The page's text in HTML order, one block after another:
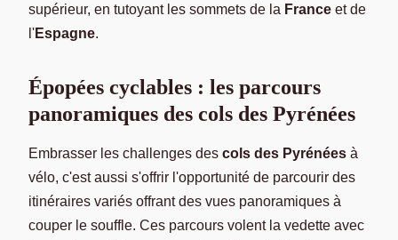
supérieur, en tutoyant les sommets de la France et de
l'Espagne.
Épopées cyclables : les parcours
panoramiques des cols des Pyrénées
Embrasser les challenges des cols des Pyrénées à
vélo, c'est aussi s'offrir l'opportunité de parcourir des
itinéraires variés offrant des vues panoramiques à
couper le souffle. Ces parcours volent la vedette avec